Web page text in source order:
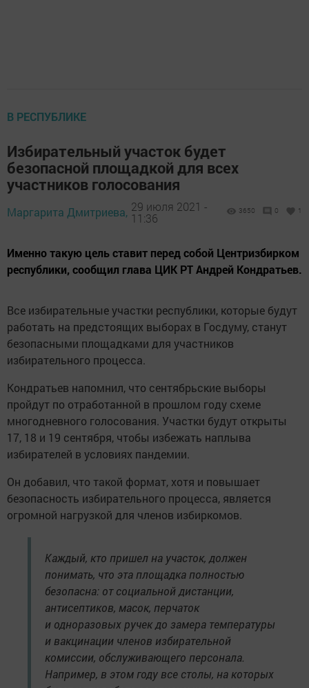
В РЕСПУБЛИКЕ
Избирательный участок будет
безопасной площадкой для всех
участников голосования
Маргарита Дмитриева, 29 июля 2021 -
11:36
3650 0 1
Именно такую цель ставит перед собой Центризбирком
республики, сообщил глава ЦИК РТ Андрей Кондратьев.
Все избирательные участки республики, которые будут
работать на предстоящих выборах в Госдуму, станут
безопасными площадками для участников
избирательного процесса.
Кондратьев напомнил, что сентябрьские выборы
пройдут по отработанной в прошлом году схеме
многодневного голосования. Участки будут открыты
17, 18 и 19 сентября, чтобы избежать наплыва
избирателей в условиях пандемии.
Он добавил, что такой формат, хотя и повышает
безопасность избирательного процесса, является
огромной нагрузкой для членов избиркомов.
Каждый, кто пришел на участок, должен
понимать, что эта площадка полностью
безопасна: от социальной дистанции,
антисептиков, масок, перчаток
и одноразовых ручек до замера температуры
и вакцинации членов избирательной
комиссии, обслуживающего персонала.
Например, в этом году все столы, на которых